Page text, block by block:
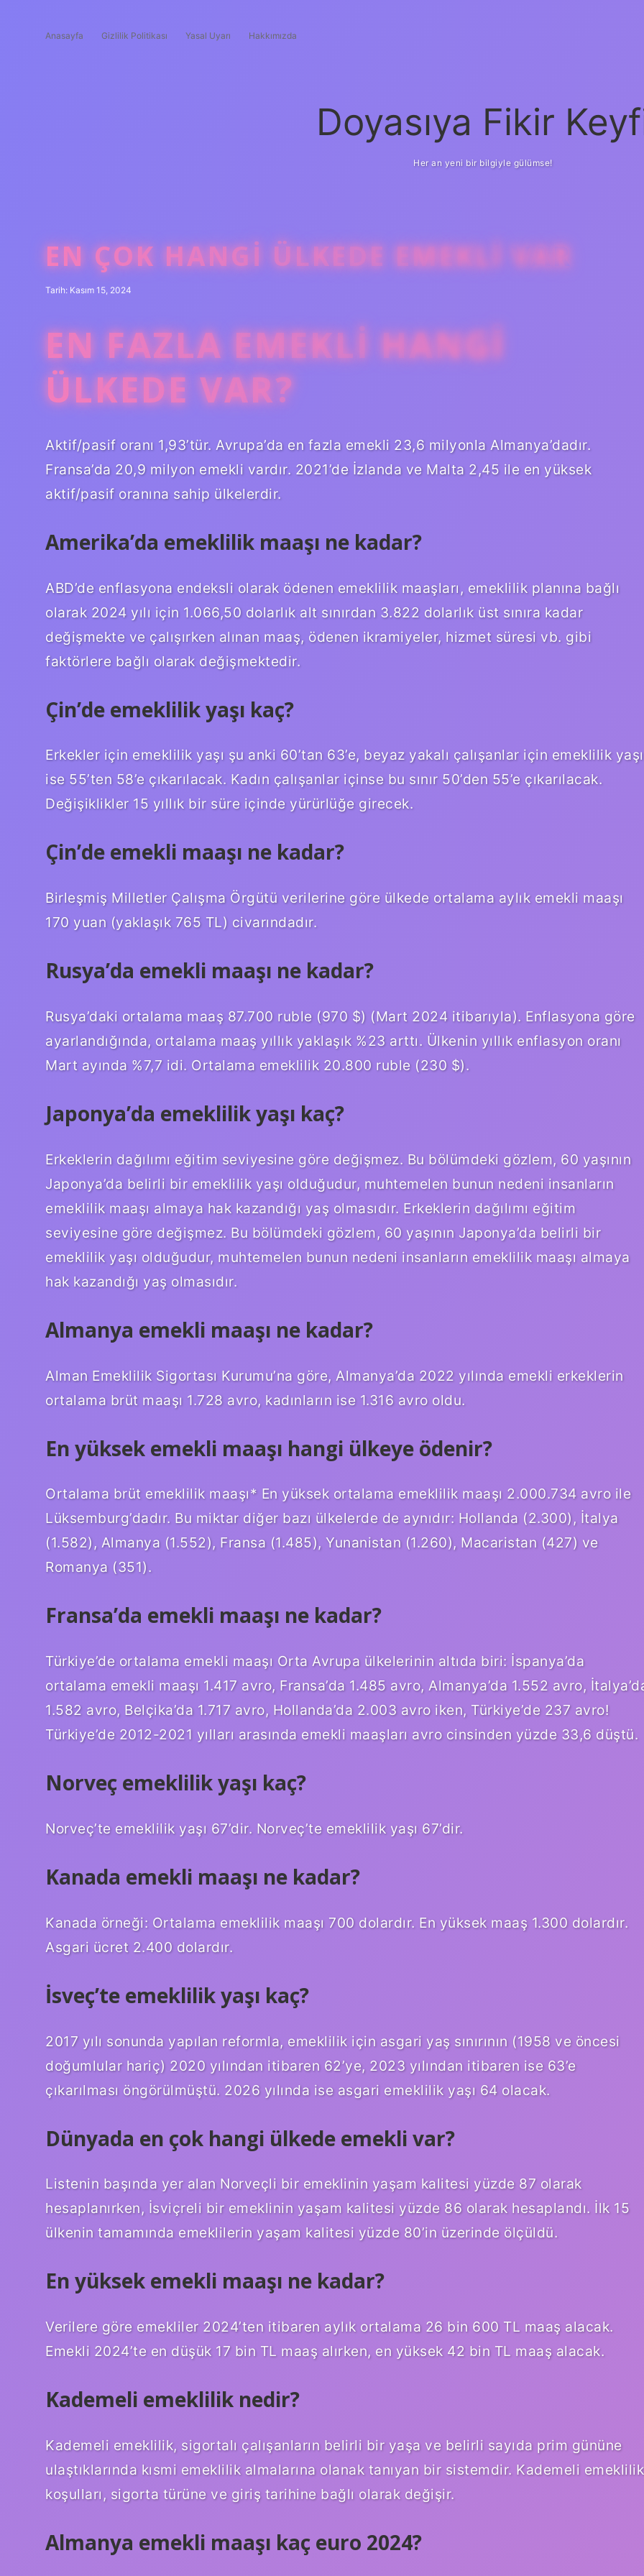
Anasayfa Gizlilik Politikası Yasal Uyarı Hakkımızda
Doyasıya Fikir
Her an yeni bir bilgiyle gülümse!
EN ÇOK HANGI ÜLKEDE EMEKLI VAR
Tarih: Kasım 15, 2024
EN FAZLA EMEKLI HANGI
ÜLKEDE VAR?
Aktif/pasif oranı 1,93’tür. Avrupa’da en fazla emekli 23,6 milyonla Almanya’dadır.
Fransa’da 20,9 milyon emekli vardır. 2021’de İzlanda ve Malta 2,45 ile en yüksek
aktif/pasif oranına sahip ülkelerdir.
Amerika’da emeklilik maaşı ne kadar?
ABD’de enflasyona endeksli olarak ödenen emeklilik maaşları, emeklilik planına bağlı
olarak 2024 yılı için 1.066,50 dolarlık alt sınırdan 3.822 dolarlık üst sınıra kadar
değişmekte ve çalışırken alınan maaş, ödenen ikramiyeler, hizmet süresi vb. gibi
faktörlere bağlı olarak değişmektedir.
Çin’de emeklilik yaşı kaç?
Erkekler için emeklilik yaşı şu anki 60’tan 63’e, beyaz yakalı çalışanlar için emeklilik yaşı
ise 55’ten 58’e çıkarılacak. Kadın çalışanlar içinse bu sınır 50’den 55’e çıkarılacak.
Değişiklikler 15 yıllık bir süre içinde yürürlüğe girecek.
Çin’de emekli maaşı ne kadar?
Birleşmiş Milletler Çalışma Örgütü verilerine göre ülkede ortalama aylık emekli maaşı
170 yuan (yaklaşık 765 TL) civarındadır.
Rusya’da emekli maaşı ne kadar?
Rusya’daki ortalama maaş 87.700 ruble (970 $) (Mart 2024 itibarıyla). Enflasyona göre
ayarlandığında, ortalama maaş yıllık yaklaşık %23 arttı. Ülkenin yıllık enflasyon oranı
Mart ayında %7,7 idi. Ortalama emeklilik 20.800 ruble (230 $).
Japonya’da emeklilik yaşı kaç?
Erkeklerin dağılımı eğitim seviyesine göre değişmez. Bu bölümdeki gözlem, 60 yaşının
Japonya’da belirli bir emeklilik yaşı olduğudur, muhtemelen bunun nedeni insanların
emeklilik maaşı almaya hak kazandığı yaş olmasıdır. Erkeklerin dağılımı eğitim
seviyesine göre değişmez. Bu bölümdeki gözlem, 60 yaşının Japonya’da belirli bir
emeklilik yaşı olduğudur, muhtemelen bunun nedeni insanların emeklilik maaşı almaya
hak kazandığı yaş olmasıdır.
Almanya emekli maaşı ne kadar?
Alman Emeklilik Sigortası Kurumu’na göre, Almanya’da 2022 yılında emekli erkeklerin
ortalama brüt maaşı 1.728 avro, kadınların ise 1.316 avro oldu.
En yüksek emekli maaşı hangi ülkeye ödenir?
Ortalama brüt emeklilik maaşı* En yüksek ortalama emeklilik maaşı 2.000.734 avro ile
Lüksemburg’dadır. Bu miktar diğer bazı ülkelerde de aynıdır: Hollanda (2.300), İtalya
(1.582), Almanya (1.552), Fransa (1.485), Yunanistan (1.260), Macaristan (427) ve
Romanya (351).
Fransa’da emekli maaşı ne kadar?
Türkiye’de ortalama emekli maaşı Orta Avrupa ülkelerinin altıda biri: İspanya’da
ortalama emekli maaşı 1.417 avro, Fransa’da 1.485 avro, Almanya’da 1.552 avro,
1.582 avro, Belçika’da 1.717 avro, Hollanda’da 2.003 avro iken, Türkiye’de 237 avro!
Türkiye’de 2012-2021 yılları arasında emekli maaşları avro cinsinden yüzde 33,6 düştü.
Norveç emeklilik yaşı kaç?
Norveç’te emeklilik yaşı 67’dir. Norveç’te emeklilik yaşı 67’dir.
Kanada emekli maaşı ne kadar?
Kanada örneği: Ortalama emeklilik maaşı 700 dolardır. En yüksek maaş 1.300 dolardır.
Asgari ücret 2.400 dolardır.
İsveç’te emeklilik yaşı kaç?
2017 yılı sonunda yapılan reformla, emeklilik için asgari yaş sınırının (1958 ve öncesi
doğumlular hariç) 2020 yılından itibaren 62’ye, 2023 yılından itibaren ise 63’e
çıkarılması öngörülmüştü. 2026 yılında ise asgari emeklilik yaşı 64 olacak.
Dünyada en çok hangi ülkede emekli var?
Listenin başında yer alan Norveçli bir emeklinin yaşam kalitesi yüzde 87 olarak
hesaplanırken, İsviçreli bir emeklinin yaşam kalitesi yüzde 86 olarak hesaplandı. İlk 15
ülkenin tamamında emeklilerin yaşam kalitesi yüzde 80’in üzerinde ölçüldü.
En yüksek emekli maaşı ne kadar?
Verilere göre emekliler 2024’ten itibaren aylık ortalama 26 bin 600 TL maaş alacak.
Emekli 2024’te en düşük 17 bin TL maaş alırken, en yüksek 42 bin TL maaş alacak.
Kademeli emeklilik nedir?
Kademeli emeklilik, sigortalı çalışanların belirli bir yaşa ve belirli sayıda prim gününe
ulaştıklarında kısmi emeklilik almalarına olanak tanıyan bir sistemdir. Kademeli emeklilik
koşulları, sigorta türüne ve giriş tarihine bağlı olarak değişir.
Almanya emekli maaşı kaç euro 2024?